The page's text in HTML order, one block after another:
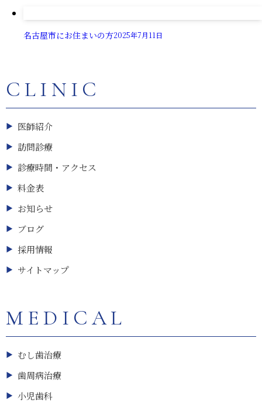
名古屋市にお住まいの方2025年7月11日
CLINIC
医師紹介
訪問診療
診療時間・アクセス
料金表
お知らせ
ブログ
採用情報
サイトマップ
MEDICAL
むし歯治療
歯周病治療
小児歯科